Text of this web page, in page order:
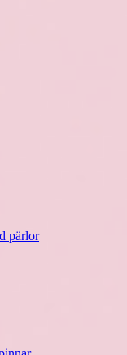
pärlor